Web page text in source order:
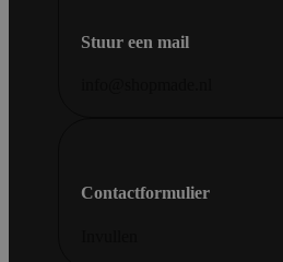
Stuur een mail
Contactformulier